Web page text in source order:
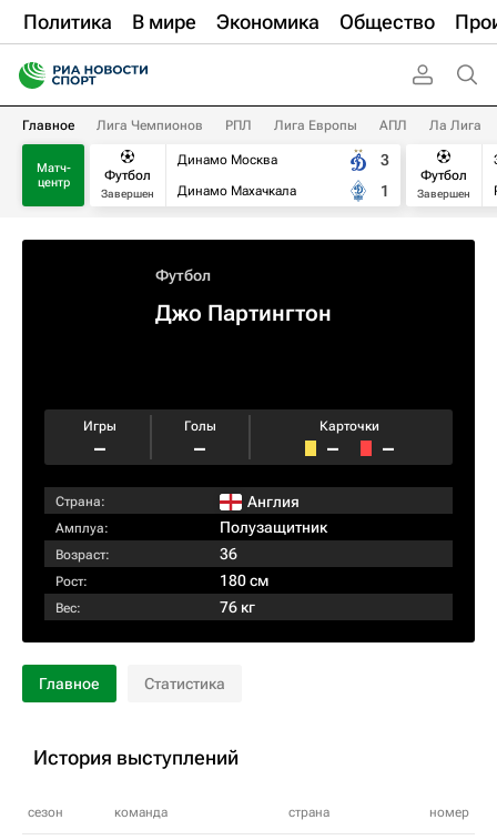
Политика В мире Экономика Общество
Главное Лига Чемпионов РПЛ Лига Европы АПЛ Ла Лига
Матч-
центр
Футбол
Завершен
Динамо Москва
Динамо Махачкала
3
1
Футбол
Завершен
Футбол
Джо Партингтон
Игры
–
Голы
–
Карточки
– –
Страна: Англия
Амплуа: Полузащитник
Возраст: 36
Рост: 180 см
Вес: 76 кг
Главное Статистика
История выступлений
сезон команда страна номер